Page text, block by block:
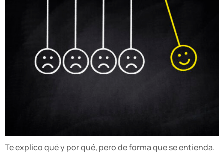
Te explico qué y por qué, pero de forma que se entienda.